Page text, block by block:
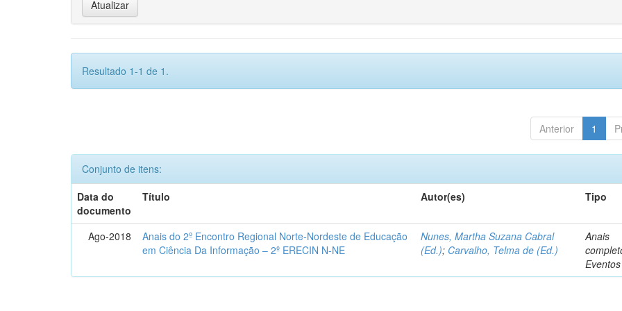
Resultado 1-1 de 1.
Anterior 1
Conjunto de itens:
Data do
documento
Título Autor(es) Tipo
Ago-2018
Anais do 2º Encontro Regional Norte-Nordeste de Educação
em Ciência Da Informação – 2º ERECIN N-NE
Nunes, Martha Suzana Cabral
(Ed.); Carvalho, Telma de (Ed.)
Anais
Eventos